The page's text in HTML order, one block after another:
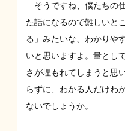
そうですね、僕たちの
た話になるので難しいと
る」みたいな、わかりや
いと思いますよ。量とし
さが埋もれてしまうと思
らずに、わかる人だけわ
ないでしょうか。